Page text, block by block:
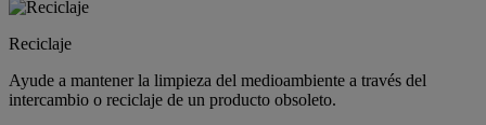
Reciclaje
Ayude a mantener la limpieza del medioambiente a través del
intercambio o reciclaje de un producto obsoleto.